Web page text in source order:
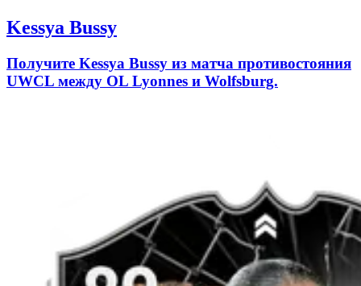
Kessya Bussy
Получите Kessya Bussy из матча противостояния
UWCL между OL Lyonnes и Wolfsburg.